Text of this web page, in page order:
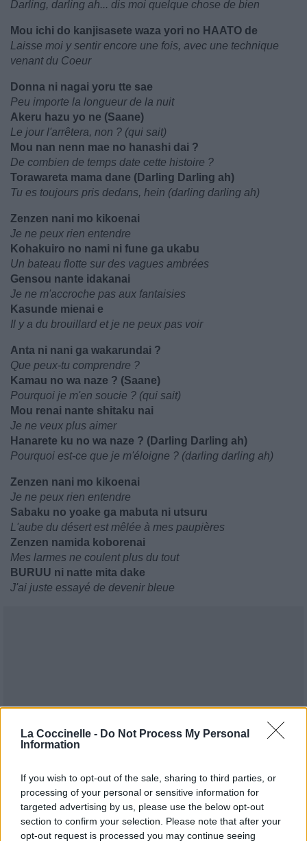
La Coccinelle - Do Not Process My Personal
Information
If you wish to opt-out of the sale, sharing to third parties, or
processing of your personal or sensitive information for
targeted advertising by us, please use the below opt-out
section to confirm your selection. Please note that after your
opt-out request is processed you may continue seeing
Darling, darling ah... dis moi quelque chose de bien
Mou ichi do kanjisasete waza yori no HAATO de
Laisse moi y sentir encore une fois, avec une technique
venant du Coeur
Donna ni nagai yoru tte sae
Peu importe la longueur de la nuit
Akeru hazu yo ne (Saane)
Le jour l'arrêtera, non ? (qui sait)
Mou nan nenn mae no hanashi dai ?
De combien de temps date cette histoire ?
Torawareta mama dane (Darling Darling ah)
Tu es toujours pris dedans, hein (darling darling ah)
Zenzen nani mo kikoenai
Je ne peux rien entendre
Kohakuiro no nami ni fune ga ukabu
Un bateau flotte sur des vagues ambrées
Gensou nante idakanai
Je ne m'accroche pas aux fantaisies
Kasunde mienai e
Il y a du brouillard et je ne peux pas voir
Anta ni nani ga wakarundai ?
Que peux-tu comprendre ?
Kamau no wa naze ? (Saane)
Pourquoi je m'en soucie ? (qui sait)
Mou renai nante shitaku nai
Je ne veux plus aimer
Hanarete ku no wa naze ? (Darling Darling ah)
Pourquoi est-ce que je m'éloigne ? (darling darling ah)
Zenzen nani mo kikoenai
Je ne peux rien entendre
Sabaku no yoake ga mabuta ni utsuru
L'aube du désert est mêlée à mes paupières
Zenzen namida koborenai
Mes larmes ne coulent plus du tout
BURUU ni natte mita dake
J'ai juste essayé de devenir bleue